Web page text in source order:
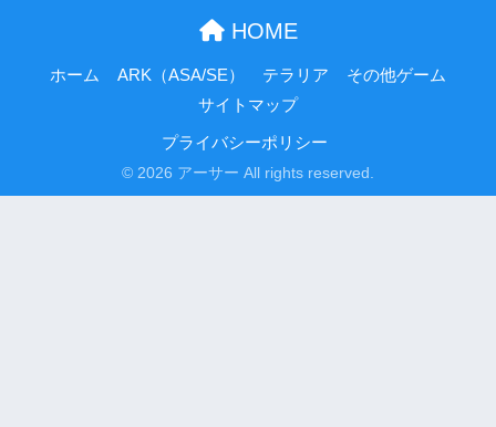
HOME
ホーム ARK（ASA/SE） テラリア
その他ゲーム
サイトマップ
プライバシーポリシー
© 2026 アーサー All rights reserved.